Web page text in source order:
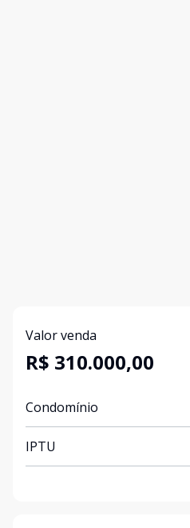
Valor venda
R$ 310.000,00
Condomínio
IPTU